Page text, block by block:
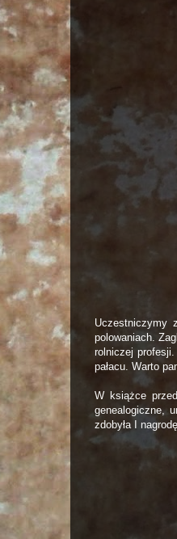
Uczestniczymy
polowaniach.
rolniczej
pałacu. Warto
W książce
genealogiczne,
zdobyła I